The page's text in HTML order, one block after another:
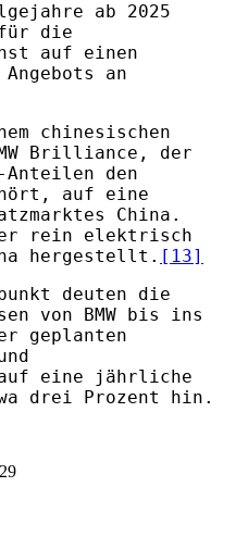
ab 2025
die
auf einen
an
chinesischen
Brilliance, der
Anteilen den
auf eine
China.
rein elektrisch
hergestellt. [13]
deuten die
von BMW bis ins
geplanten
auf eine jährliche
drei Prozent hin.